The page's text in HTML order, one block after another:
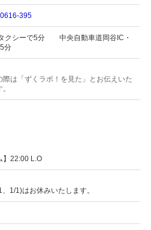
395
クシーで5分 中央自動車道岡谷IC・
分
は「ずくラボ！を見た」とお伝えいた
】22:00 L.O
1/1)はお休みいたします。